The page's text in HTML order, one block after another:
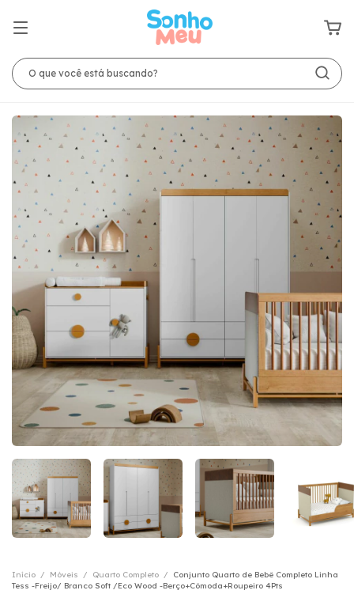
Início / Móveis / Quarto Completo /
Conjunto Quarto de Bebê Completo Linha
Tess -Freijo/ Branco Soft /Eco Wood -Berço+Cômoda+Roupeiro 4Pts